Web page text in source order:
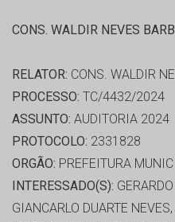
CONS. WALDIR NEVES
RELATOR: CONS. WALDIR
PROCESSO: TC/4432/2024
ASSUNTO: AUDITORIA 2024
PROTOCOLO: 2331828
ORGÃO: PREFEITURA
INTERESSADO(S):
GIANCARLO DUARTE